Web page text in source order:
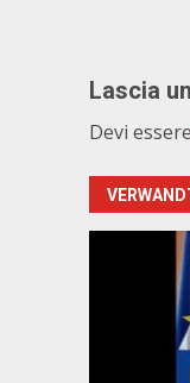
Lascia
Devi essere